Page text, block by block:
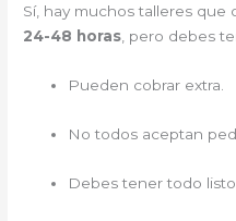
Sí, hay muchos talleres que
24-48 horas , pero debes
Pueden cobrar extra.
No todos aceptan
Debes tener todo